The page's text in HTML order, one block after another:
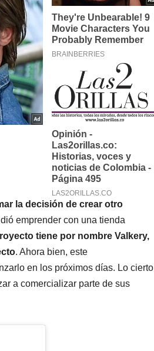
la decisión de crear otro
emprender con una tienda
tiene por nombre Valkery,
. Ahora bien, este
en los próximos días. Lo cierto
a comercializar parte de sus